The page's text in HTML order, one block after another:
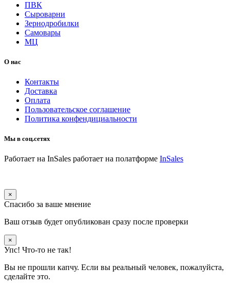
ПВК
Сыроварни
Зернодробилки
Самовары
МЦ
О нас
Контакты
Доставка
Оплата
Пользовательское соглашение
Политика конфендициальности
Мы в соц.сетях
Работает на InSales работает на полатформе InSales
×
Спасибо за ваше мнение
Ваш отзыв будет опубликован сразу после проверки
×
Упс! Что-то не так!
Вы не прошли капчу. Если вы реальный человек, пожалуйста,
сделайте это.